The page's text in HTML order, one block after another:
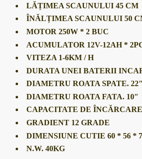
LĂȚIMEA SCAUNULUI 45 CM
ÎNĂLȚIMEA SCAUNULUI 50
MOTOR 250W * 2 BUC
ACUMULATOR 12V-12AH *
VITEZA 1-6KM / H
DURATA UNEI BATERII
DIAMETRU ROATA SPATE. 22″
DIAMETRU ROATA FATA. 10″
CAPACITATE DE
GRADIENT 12 GRADE
DIMENSIUNE CUTIE 60 * 56 *
N.W. 40KG